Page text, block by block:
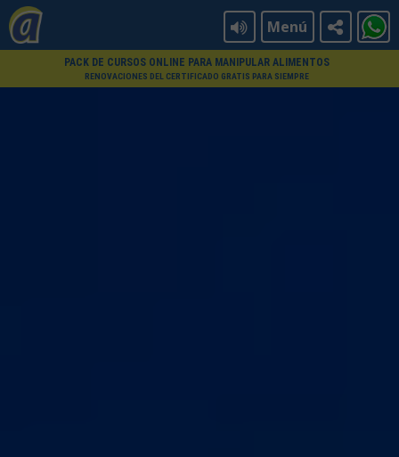
Menú
PACK DE CURSOS ONLINE PARA MANIPULAR ALIMENTOS
RENOVACIONES DEL CERTIFICADO GRATIS PARA SIEMPRE